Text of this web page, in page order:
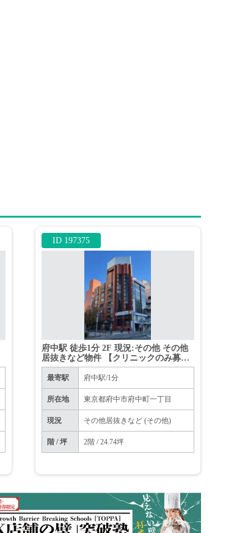
ID 197375
府中駅 徒歩1分 2F 現況:その他 その他
居抜きなど物件 【クリニックのみ募
集。】
最寄駅 府中駅/1分
所在地 東京都府中市府中町一丁目
現況 その他居抜きなど (その他)
階 / 坪 2階 / 24.74坪